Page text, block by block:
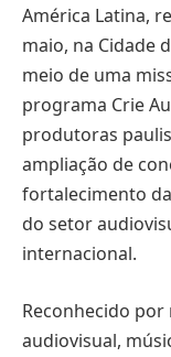
América Latina,
maio, na Cidade
meio de uma
programa Crie
produtoras
ampliação de
fortalecimento
do setor
internacional.
Reconhecido
audiovisual,